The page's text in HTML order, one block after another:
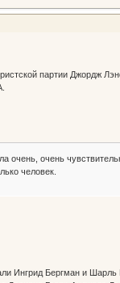
партии Джордж
очень
человек.
Ингрид Бергман и